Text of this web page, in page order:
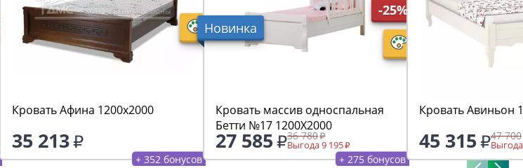
Кровать Афина 1200х2000
35 213
+ 352 бонусов
Новинка
-25%
Кровать массив односпальная
Бетти №17 1200Х2000
27 585 36 780
Выгода 9 195
+ 275 бонусов
Кровать Авиньон
45 315 47 700